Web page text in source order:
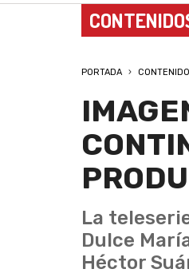
PORTADA
La
Dulce
Héctor